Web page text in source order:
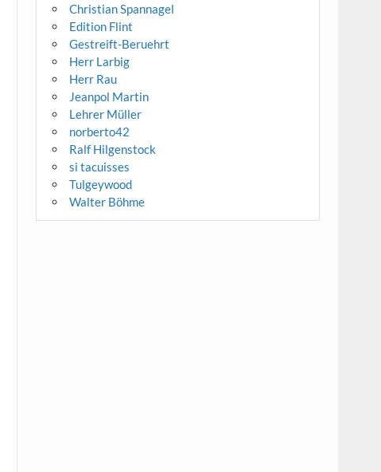
Christian Spannagel
Edition Flint
Gestreift-Beruehrt
Herr Larbig
Herr Rau
Jeanpol Martin
Lehrer Müller
norberto42
Ralf Hilgenstock
si tacuisses
Tulgeywood
Walter Böhme